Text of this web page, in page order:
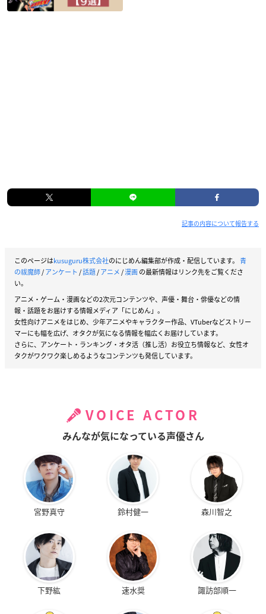
記事の内容について報告する
このページはkusuguru株式会社のにじめん編集部が作成・配信しています。 青
の祓魔師/アンケート /話題/アニメ/漫画の最新情報はリンク先をご覧くださ
い。
アニメ・ゲーム・漫画などの2次元コンテンツや、声優・舞台・俳優などの情
報・話題をお届けする情報メディア「にじめん」。
女性向けアニメをはじめ、少年アニメやキャラクター作品、VTuberなどストリー
マーにも幅を広げ、オタクが気になる情報を幅広くお届けしています。
さらに、アンケート・ランキング・オタ活（推し活）お役立ち情報など、女性オ
タクがワクワク楽しめるようなコンテンツも発信しています。
VOICE ACTOR
みんなが気になっている声優さん
宮野真守 鈴村健一 森川智之
下野紘 速水奨 諏訪部順一